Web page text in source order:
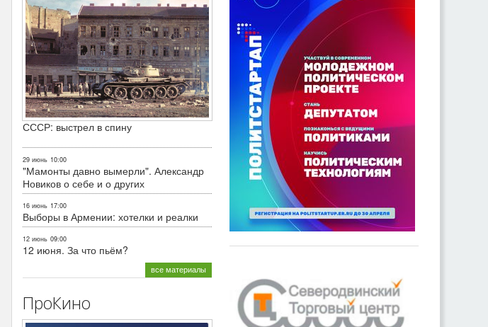
СССР: выстрел в спину
29 июнь 10:00
"Мамонты давно вымерли". Александр
Новиков о себе и о других
16 июнь 17:00
Выборы в Армении: хотелки и реалки
12 июнь 09:00
12 июня. За что пьём?
все материалы
ПроКино